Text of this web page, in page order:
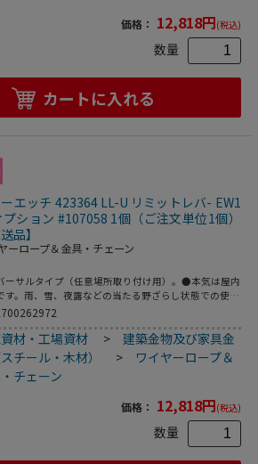
価格： 12,818円(税込)
数量
カートに入れる
エッチ 423364 LL-U リミットレバ- EW1
ション #107058 1個（ご注文単位1個）
品】
ーロープ＆金具・チェーン
ーサルタイプ（任意場所取り付け用）。●本気は屋内
す。雨、雪、夜露などの当たる野ざらし状態での使用
ません。●上昇リミット専用です。下降時のリミット
材・工場資材 >建築金物及び家具金
チール・木材）
> ワイヤーロープ＆
チェーン
価格： 12,818円(税込)
数量